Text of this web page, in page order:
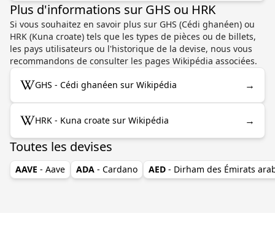
Plus d'informations sur GHS ou HRK
Si vous souhaitez en savoir plus sur GHS (Cédi ghanéen) ou
HRK (Kuna croate) tels que les types de pièces ou de billets,
les pays utilisateurs ou l'historique de la devise, nous vous
recommandons de consulter les pages Wikipédia associées.
GHS - Cédi ghanéen sur Wikipédia →
HRK - Kuna croate sur Wikipédia →
Toutes les devises
AAVE - Aave ADA - Cardano AED - Dirham des Émirats